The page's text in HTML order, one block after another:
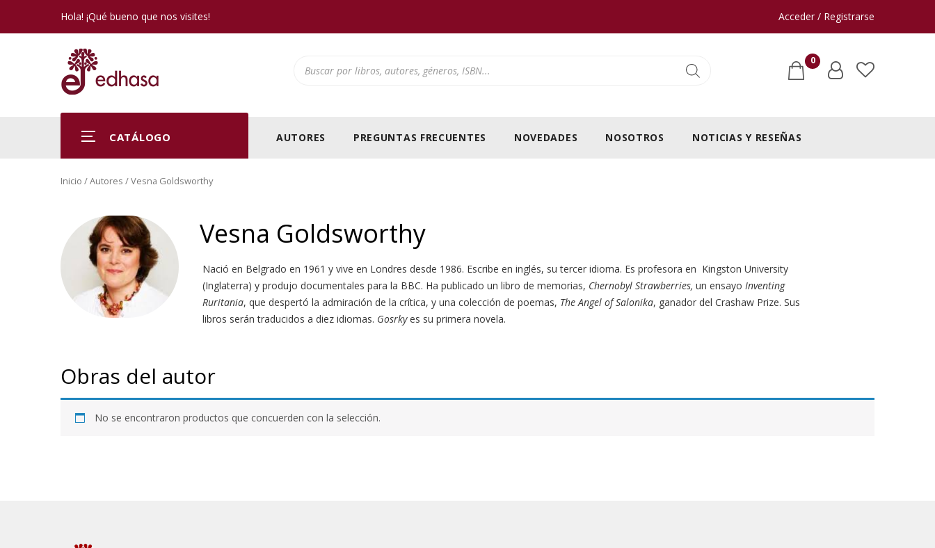
Hola! ¡Qué bueno que nos visites! Acceder / Registrarse
0
CATÁLOGO AUTORES PREGUNTAS FRECUENTES NOVEDADES NOSOTROS NOTICIAS Y RESEÑAS
Inicio / Autores / Vesna Goldsworthy
Vesna Goldsworthy
Nació en Belgrado en 1961 y vive en Londres desde 1986. Escribe en inglés, su tercer idioma. Es profesora en Kingston University
(Inglaterra) y produjo documentales para la BBC. Ha publicado un libro de memorias, Chernobyl Strawberries, un ensayo Inventing
Ruritania, que despertó la admiración de la crítica, y una colección de poemas, The Angel of Salonika, ganador del Crashaw Prize. Sus
libros serán traducidos a diez idiomas. Gosrkyes su primera novela.
Obras del autor
No se encontraron productos que concuerden con la selección.